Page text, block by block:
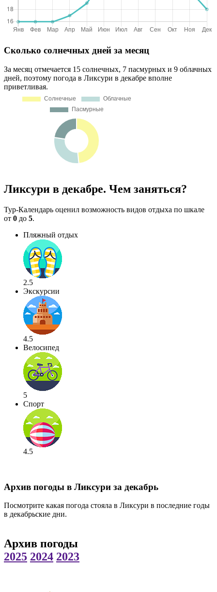
Сколько солнечных дней за месяц
За месяц отмечается 15 солнечных, 7 пасмурных и 9 облачных
дней, поэтому погода в Ликсури в декабре вполне
приветливая.
Ликсури в декабре. Чем заняться?
Тур-Календарь оценил возможность видов отдыха по шкале
от 0 до 5.
Пляжный отдых
2.5
Экскурсии
4.5
Велосипед
5
Спорт
4.5
Архив погоды в Ликсури за декабрь
Посмотрите какая погода стояла в Ликсури в последние годы
в декабрьские дни.
Архив погоды
2025 2024 2023